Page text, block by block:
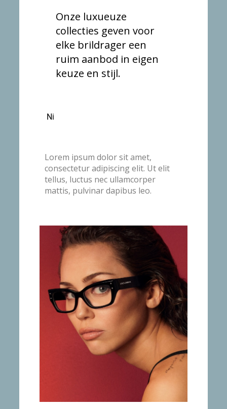
Onze luxueuze
collecties geven voor
elke brildrager een
ruim aanbod in eigen
keuze en stijl.
Ni
Lorem ipsum dolor sit amet,
consectetur adipiscing elit. Ut elit
tellus, luctus nec ullamcorper
mattis, pulvinar dapibus leo.